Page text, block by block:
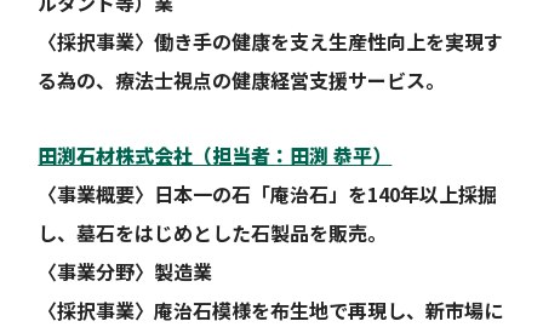
〈採択事業〉働き手の健康を支え生産性向上を実現す
る為の、療法士視点の健康経営支援サービス。
田渕石材株式会社（担当者：田渕 恭平）
〈事業概要〉日本一の石「庵治石」を140年以上採掘
し、墓石をはじめとした石製品を販売。
〈事業分野〉製造業
〈採択事業〉庵治石模様を布生地で再現し、新市場に